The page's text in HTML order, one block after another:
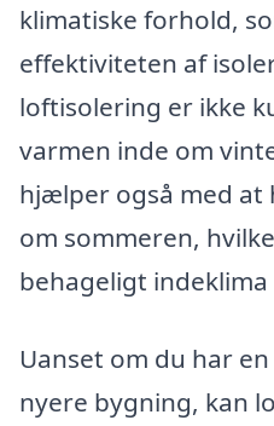
klimatiske forhold,
effektiviteten af
loftisolering er ikke
varmen inde om
hjælper også med at
om sommeren,
behageligt
Uanset om du har
nyere bygning, kan